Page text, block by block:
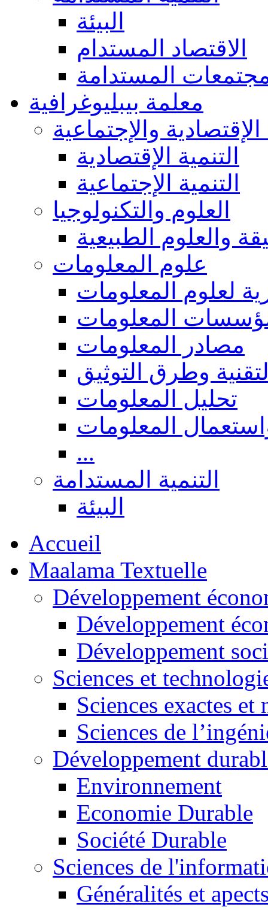
البيئة
الاقتصاد المستدام
المستدامة
معلمة بيبليوغرافية
الإقتصادية والإجتماعية
التنمية الإقتصادية
التنمية الإجتماعية
العلوم والتكنولوجيا
والعلوم الطبيعية
علوم المعلومات
لعلوم المعلومات
المعلومات
مصادر المعلومات
وطرق التوثيق
تحليل المعلومات
المعلومات
...
التنمية المستدامة
البيئة
Accueil
Maalama Textuelle
Développement
Développement
Développement
Sciences et
Sciences exactes et
Sciences de
Développement
Environnement
Economie Durable
Société Durable
Sciences de
Généralités et